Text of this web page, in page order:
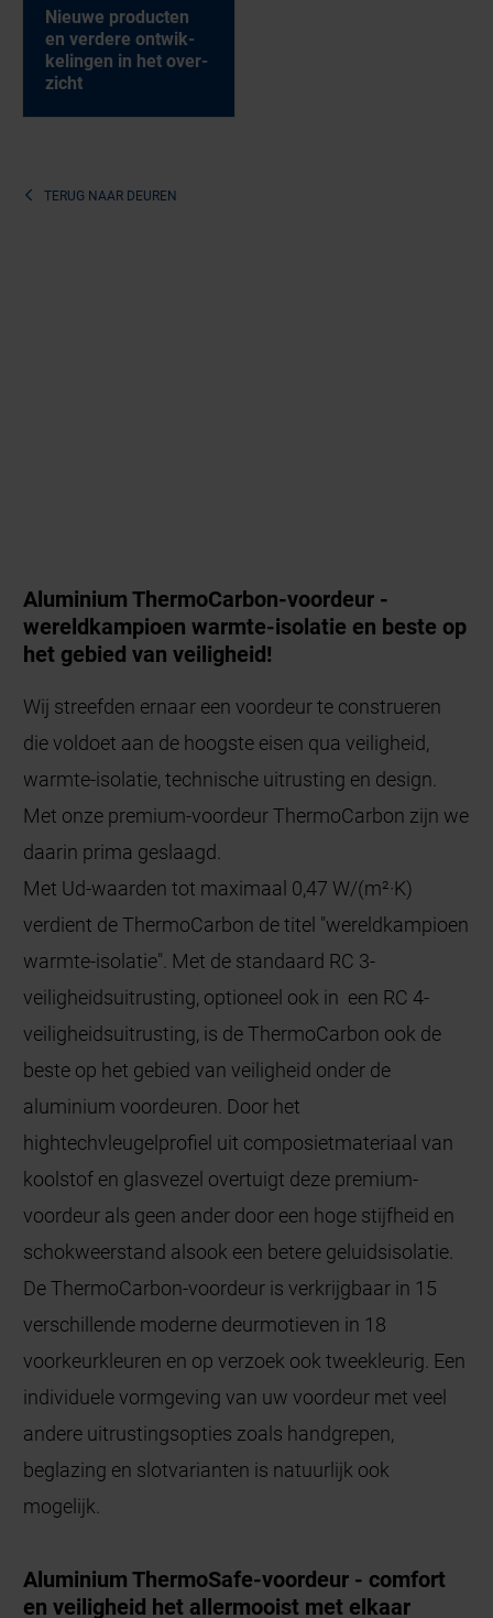
Nieu­we pro­duc­ten
en ver­de­re ont­wik­
ke­lin­gen in het over­
zicht
TERUG NAAR DEUREN
Aluminium ThermoCarbon-voordeur -
wereldkampioen warmte-isolatie en beste op
het gebied van veiligheid!
Wij streefden ernaar een voordeur te construeren
die voldoet aan de hoogste eisen qua veiligheid,
warmte-isolatie, technische uitrusting en design.
Met onze premium-voordeur ThermoCarbon zijn we
daarin prima geslaagd.
Met Ud-waarden tot maximaal 0,47 W/(m²·K)
verdient de ThermoCarbon de titel "wereldkampioen
warmte-isolatie". Met de standaard RC 3-
veiligheidsuitrusting, optioneel ook in een RC 4-
veiligheidsuitrusting, is de ThermoCarbon ook de
beste op het gebied van veiligheid onder de
aluminium voordeuren. Door het
hightechvleugelprofiel uit composietmateriaal van
koolstof en glasvezel overtuigt deze premium-
voordeur als geen ander door een hoge stijfheid en
schokweerstand alsook een betere geluidsisolatie.
De ThermoCarbon-voordeur is verkrijgbaar in 15
verschillende moderne deurmotieven in 18
voorkeurkleuren en op verzoek ook tweekleurig. Een
individuele vormgeving van uw voordeur met veel
andere uitrustingsopties zoals handgrepen,
beglazing en slotvarianten is natuurlijk ook
mogelijk.
Aluminium ThermoSafe-voordeur - comfort
en veiligheid het allermooist met elkaar